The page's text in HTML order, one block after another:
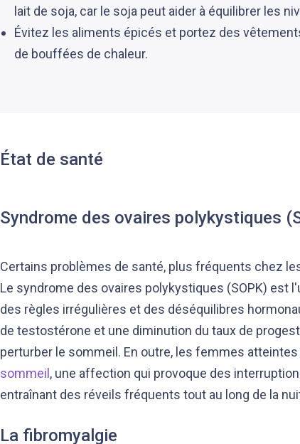
lait de soja, car le soja peut aider à équilibrer les
Évitez les aliments épicés et portez des
de bouffées de chaleur.
État de santé
Syndrome des ovaires polykystiques
Certains problèmes de santé, plus fréquents chez
Le syndrome des ovaires polykystiques (SOPK) est
des règles irrégulières et des déséquilibres
de testostérone et une diminution du taux de
perturber le sommeil. En outre, les femmes
sommeil , une affection qui provoque des
entraînant des réveils fréquents tout au long de la
La fibromyalgie